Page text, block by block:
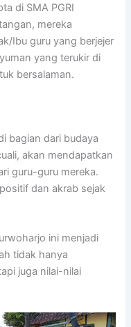
di SMA PGRI
mereka
Ibu guru yang berjejer
yang terukir di
bersalaman.
bagian dari budaya
akan mendapatkan
guru-guru mereka.
dan akrab sejak
ini menjadi
tidak hanya
juga nilai-nilai